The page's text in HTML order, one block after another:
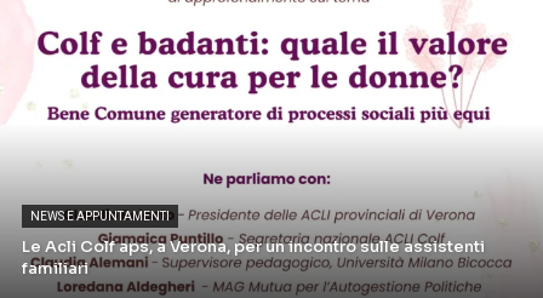
NEWS E APPUNTAMENTI
Le Acli Colf aps, a Verona, per un incontro sulle assistenti
familiari